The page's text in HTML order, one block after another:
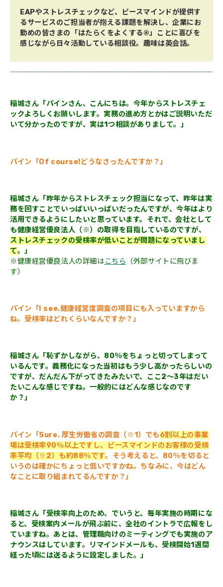
EAPやストレスチェックなど、ピースマインドが提供す
るサービスのご担当者が抱える課題を解決し、企業にお
勤めの皆さまの「はたらくをよくする®」ことに喜びを
感じながら日々活動している相談役。趣味は英会話。
稲城さん「パインさん、こんにちは。今年からストレスチェ
ックよろしくお願いします。実務の進め方とかはご説明いただ
いて分かったのですが、実は1つ相談がありまして。」
パイン「Of course!どうなさったんですか？」
稲城さん「昨年からストレスチェック担当になって、昨年は実
務を回すことでいっぱいいっぱいだったんですが、今年はより
活用できるようにしたいと思っています。それで、会社として
も健康経営優良法人（※）の取得を目指しているのですが、
ストレスチェックの受検率が低いことが問題になっていまし
て。」
※健康経営優良法人の詳細はこちら （外部サイトに飛びま
す）
パイン「I see.健康経営度調査の項目にも入っていますから
ね。受検率はどれくらいなんですか？」
稲城さん「恥ずかしながら、80％をちょっと切ってしまって
いるんです。義務化になった当初はもう少し高かったらしいの
ですが、だんだん下がってきたみたいで、ここ2～3年はだい
たいこんな感じですね。一般的にはどんな感じなのです
か？」
パイン「Sure. 厚生労働省の調査（※1） でも6割以上の事業
場は受検率90％以上ですし、ピースマインドのお客様の受検
率平均（※2）も約88％です。そう考えると、80％を切ると
いうのは確かにちょっと低いですかね。ちなみに、今はどん
なことに取り組まれてるんですか？」
稲城さん「受検率向上のため、でいうと、毎年実施の時期にな
ると、受検案内メールが飛ぶ前に、全社のイントラで広報をし
ていますね。あとは、管理職向けのミーティングでも実施のア
ナウンスはしています。リマインドメールも、受検開始1週間
経った頃には送るように設定しました。」